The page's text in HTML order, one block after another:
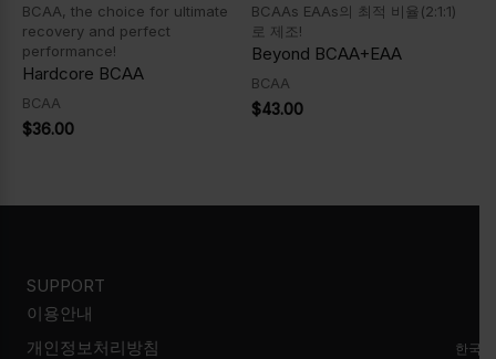
BCAA, the choice for ultimate
recovery and perfect
performance!
Hardcore BCAA
BCAA
$36.00
BCAAs EAAs의 최적 비율(2:1:1)
로 제조!
Beyond BCAA+EAA
BCAA
$43.00
SUPPORT
이용안내
개인정보처리방침
한국